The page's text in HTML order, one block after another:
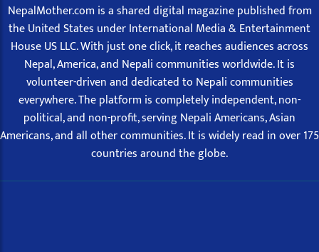
NepalMother.com is a shared digital magazine published from
the United States under International Media & Entertainment
House US LLC. With just one click, it reaches audiences across
Nepal, America, and Nepali communities worldwide. It is
volunteer-driven and dedicated to Nepali communities
everywhere. The platform is completely independent, non-
political, and non-profit, serving Nepali Americans, Asian
Americans, and all other communities. It is widely read in over 175
countries around the globe.